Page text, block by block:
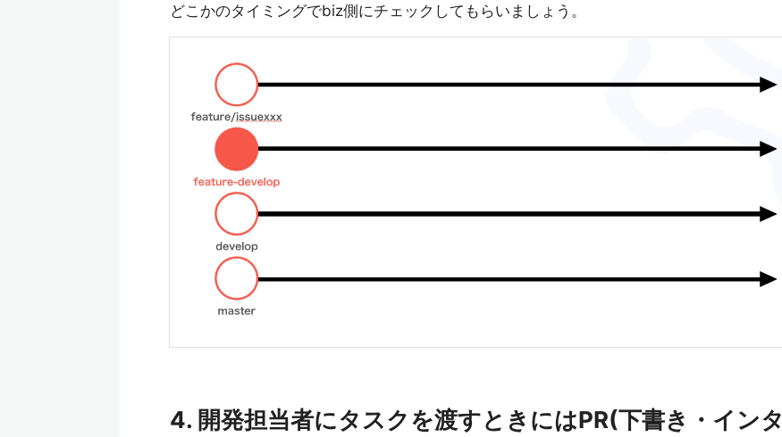
どこかのタイミングでbiz側にチェックしてもらいましょう。
4. 開発担当者にタスクを渡すときにはPR(下書き・インタ